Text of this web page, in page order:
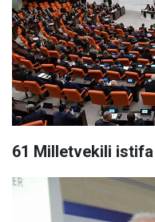
61 Milletvekili